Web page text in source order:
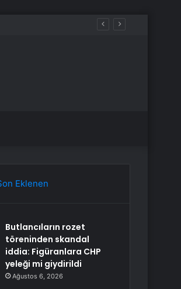
Eklenen
Butlancıların rozet
töreninden skandal
iddia: Figüranlara CHP
yeleği mi giydirildi
Ağustos 6, 2026